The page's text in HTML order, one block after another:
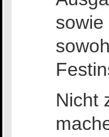
Nicht